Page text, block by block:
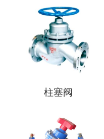
柱塞阀